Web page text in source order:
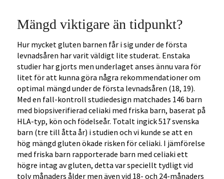
Mängd viktigare än tidpunkt?
Hur mycket gluten barnen får i sig under de första
levnadsåren har varit väldigt lite studerat. Enstaka
studier har gjorts men underlaget anses ännu vara för
litet för att kunna göra några rekommendationer om
optimal mängd under de första levnadsåren (18, 19).
Med en fall-kontroll studiedesign matchades 146 barn
med biopsiverifierad celiaki med friska barn, baserat på
HLA-typ, kön och födelseår. Totalt ingick 517 svenska
barn (tre till åtta år) i studien och vi kunde se att en
hög mängd gluten ökade risken för celiaki. I jämförelse
med friska barn rapporterade barn med celiaki ett
högre intag av gluten, detta var speciellt tydligt vid
tolv månaders ålder men även vid 18- och 24-månaders